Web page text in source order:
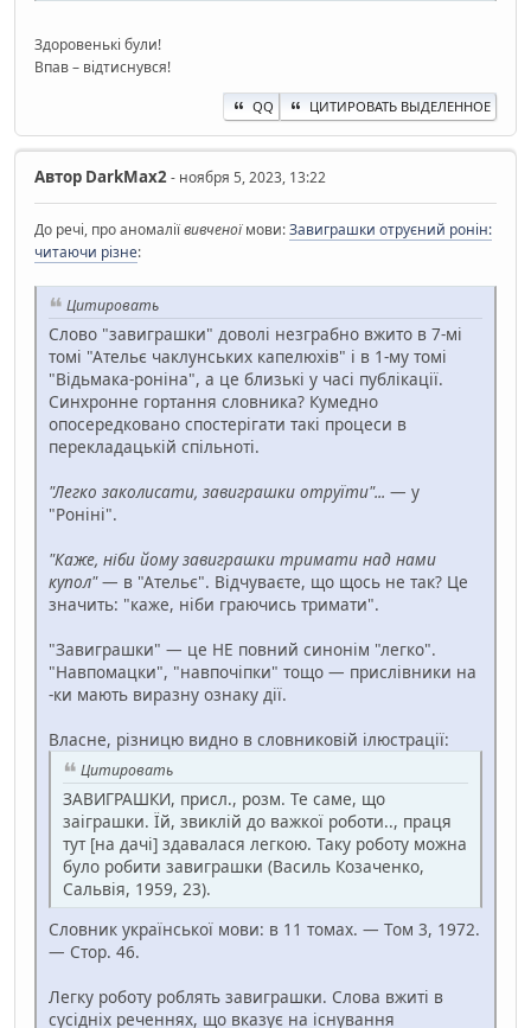
Здоровенькі були!
Впав – відтиснувся!
QQ ЦИТИРОВАТЬ ВЫДЕЛЕННОЕ
Автор DarkMax2- ноября 5, 2023, 13:22
До речі, про аномаліївивченоїмови:Завиграшки отруєний ронін:
читаючи різне:
Цитировать
Слово "завиграшки" доволі незграбно вжито в 7-мі
томі "Ательє чаклунських капелюхів" і в 1-му томі
"Відьмака-роніна", а це близькі у часі публікації.
Синхронне гортання словника? Кумедно
опосередковано спостерігати такі процеси в
перекладацькій спільноті.
"Легко заколисати, завиграшки отруїти"... — у
"Роніні".
"Каже, ніби йому завиграшки тримати над нами
купол"— в "Ательє". Відчуваєте, що щось не так? Це
значить: "каже, ніби граючись тримати".
"Завиграшки" — це НЕ повний синонім "легко".
"Навпомацки", "навпочіпки" тощо — прислівники на
-ки мають виразну ознаку дії.
Власне, різницю видно в словниковій ілюстрації:
Цитировать
ЗАВИГРАШКИ, присл., розм. Те саме, що
заіграшки. Їй, звиклій до важкої роботи.., праця
тут [на дачі] здавалася легкою. Таку роботу можна
було робити завиграшки (Василь Козаченко,
Сальвія, 1959, 23).
Словник української мови: в 11 томах. — Том 3, 1972.
— Стор. 46.
Легку роботу роблять завиграшки. Слова вжиті в
сусідніх реченнях, що вказує на існування